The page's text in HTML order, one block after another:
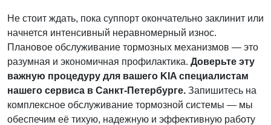
Не стоит ждать, пока суппорт окончательно заклинит или
начнется интенсивный неравномерный износ.
Плановое обслуживание тормозных механизмов — это
разумная и экономичная профилактика. Доверьте эту
важную процедуру для вашего KIA специалистам
нашего сервиса в Санкт-Петербурге. Запишитесь на
комплексное обслуживание тормозной системы — мы
обеспечим её тихую, надежную и эффективную работу